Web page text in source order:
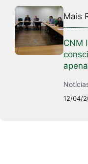
Mais
CNM
12/04/